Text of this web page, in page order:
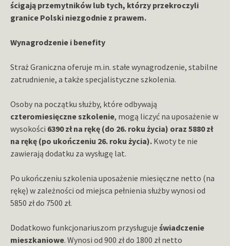
ścigają przemytników lub tych, którzy przekroczyli
granice Polski niezgodnie z prawem.
Wynagrodzenie i benefity
Straż Graniczna oferuje m.in. stałe wynagrodzenie, stabilne
zatrudnienie, a także specjalistyczne szkolenia.
Osoby na początku służby, które odbywają
czteromiesięczne szkolenie, mogą liczyć na uposażenie w
wysokości 6390 zł na rękę (do 26. roku życia) oraz 5880 zł
na rękę (po ukończeniu 26. roku życia). Kwoty te nie
zawierają dodatku za wysługę lat.
Po ukończeniu szkolenia uposażenie miesięczne netto (na
rękę) w zależności od miejsca pełnienia służby wynosi od
5850 zł do 7500 zł.
Dodatkowo funkcjonariuszom przysługuje świadczenie
mieszkaniowe. Wynosi od 900 zł do 1800 zł netto